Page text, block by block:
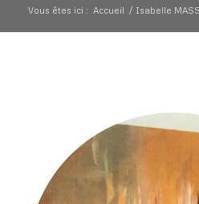
Vous êtes ici : Accueil / Isabelle